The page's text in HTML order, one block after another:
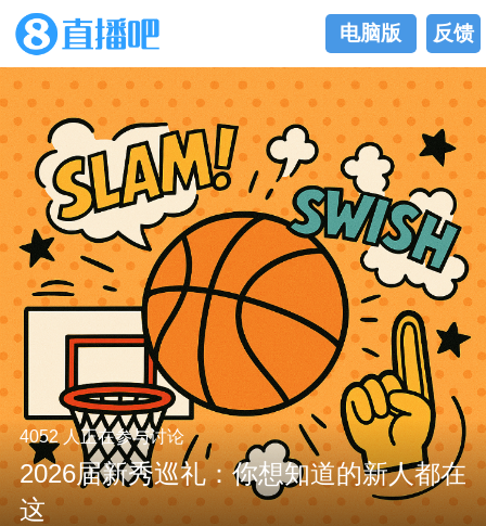
电脑版 反馈
4052 人正在参与讨论
2026届新秀巡礼：你想知道的新人都在
这